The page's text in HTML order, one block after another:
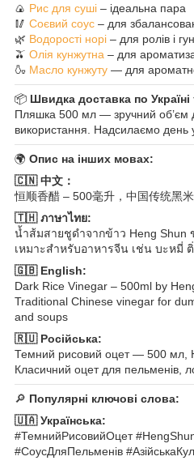
🍙 Рис для суші – ідеальна пара
🥢 Соєвий соус – для
🌿 Водорості норі – для ролів і
🫒 Олія кунжутна – для
🍶 Масло кунжуту — для
📦 Швидка доставка по Україні
Пляшка 500 мл — зручний об’єм
використання. Надсилаємо день
🌍 Опис на інших мовах:
🇨🇳 中文：
恒顺香醋 – 500毫升，中国传统黑
🇹🇭 ภาษาไทย:
น้ำส้มสายชูดำจากข้าว Heng Shun
เหมาะสำหรับอาหารจีน เช่น บะหมี่
🇬🇧 English:
Dark Rice Vinegar – 500ml by
Traditional Chinese vinegar for
and soups
🇷🇺 Російська:
Темний рисовий оцет — 500 мл,
Класичний оцет для пельменів,
🔎 Популярні ключові слова:
🇺🇦 Українська:
#ТемнийРисовийОцет
#СоусДляПельменів